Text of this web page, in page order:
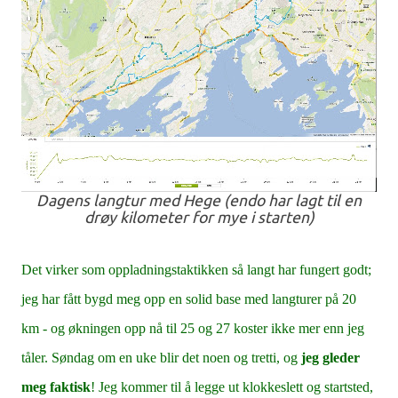
Dagens langtur med Hege (endo har lagt til en
drøy kilometer for mye i starten)
Det virker som oppladningstaktikken så langt har fungert godt;
jeg har fått bygd meg opp en solid base med langturer på 20
km - og økningen opp nå til 25 og 27 koster ikke mer enn jeg
tåler. Søndag om en uke blir det noen og tretti, og jeg gleder
meg faktisk! Jeg kommer til å legge ut klokkeslett og startsted,